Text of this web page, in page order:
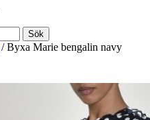
Sök
/ Byxa Marie bengalin navy